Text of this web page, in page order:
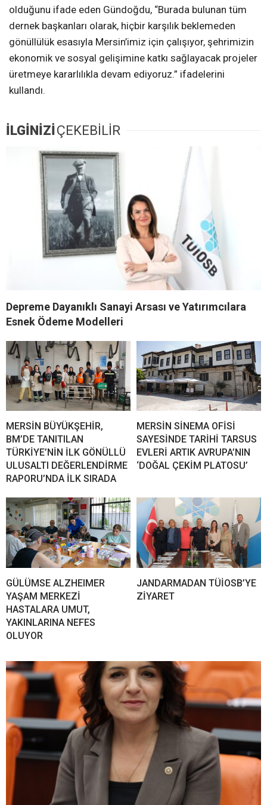
olduğunu ifade eden Gündoğdu, “Burada bulunan tüm
dernek başkanları olarak, hiçbir karşılık beklemeden
gönüllülük esasıyla Mersin’imiz için çalışıyor, şehrimizin
ekonomik ve sosyal gelişimine katkı sağlayacak projeler
üretmeye kararlılıkla devam ediyoruz.” ifadelerini
kullandı.
İLGİNİZİÇEKEBİLİR
Depreme Dayanıklı Sanayi Arsası ve Yatırımcılara
Esnek Ödeme Modelleri
MERSİN BÜYÜKŞEHİR,
BM’DE TANITILAN
TÜRKİYE’NİN İLK GÖNÜLLÜ
ULUSALTI DEĞERLENDİRME
RAPORU’NDA İLK SIRADA
MERSİN SİNEMA OFİSİ
SAYESİNDE TARİHİ TARSUS
EVLERİ ARTIK AVRUPA’NIN
‘DOĞAL ÇEKİM PLATOSU’
GÜLÜMSE ALZHEIMER
YAŞAM MERKEZİ
HASTALARA UMUT,
YAKINLARINA NEFES
OLUYOR
JANDARMADAN TÜİOSB’YE
ZİYARET